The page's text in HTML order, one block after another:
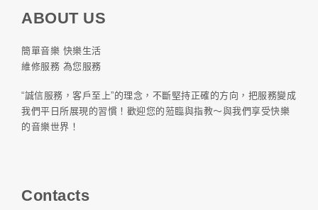
ABOUT US
簡單音樂 快樂生活
維修服務 為您服務
“誠信服務，客戶至上”的理念，不斷堅持正確的方向，把服務變成
我們平日所展現的習慣！歡迎您的蒞臨與指教～與我們享受快樂
的音樂世界！
Contacts